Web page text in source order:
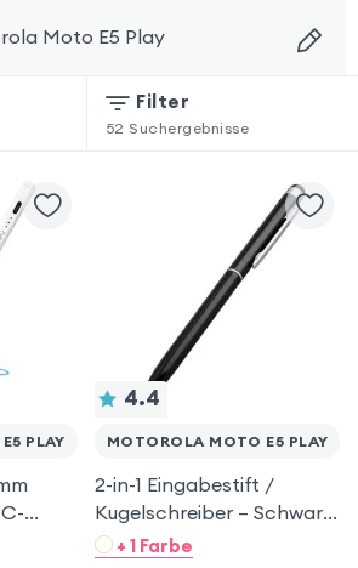
Moto E5 Play
Filter
52 Suchergebnisse
PLAY
für
4.4
MOTOROLA MOTO E5 PLAY
2-in-1 Eingabestift /
Kugelschreiber – Schwarz
für Motorola Moto E5
+ 1 Farbe